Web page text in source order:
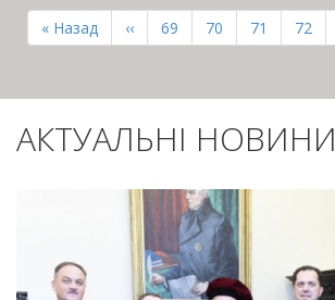
СТОРІНКИ
Перша
сторінка
« Назад
Попередня
сторінка
‹‹ Page
69 Page
70 Page
71 Page
72
АКТУАЛЬНІ НОВИНИ